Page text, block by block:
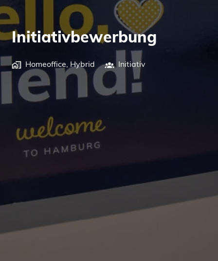
Initiativbewerbung
Homeoffice, Hybrid Initiativ